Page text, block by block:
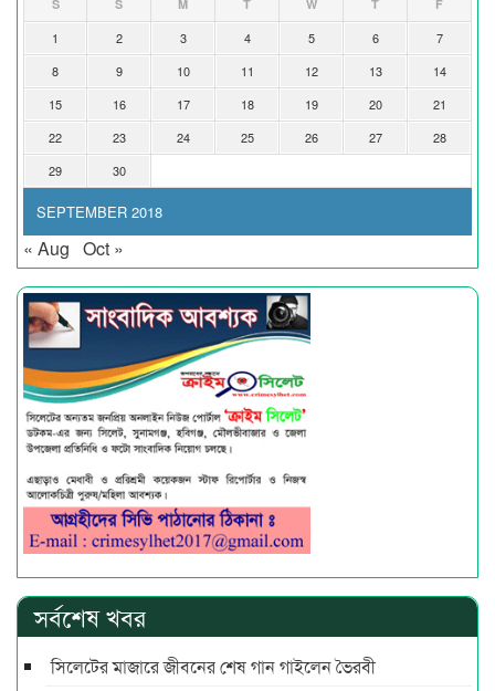
SEPTEMBER 2018
S S M T W T F
1 2 3 4 5 6
7
8
9 10 11 12 13
14
15
16 17 18 19 20
21
22
23 24 25 26 27
28
29
30
« Aug Oct »
সর্বশেষ খবর
সিলেটের মাজারে জীবনের শেষ গান গাইলেন ভৈরবী